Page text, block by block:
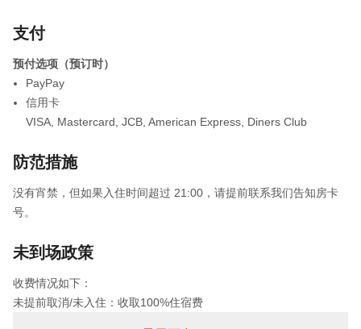
支付
预付选项（预订时）
PayPay
信用卡
VISA Mastercard JCB American Express Diners Club
防范措施
没有宵禁，但如果入住时间超过 21:00，请提前联系我们告知房卡
号。
未到场政策
收费情况如下：
未提前取消/未入住：收取100%住宿费